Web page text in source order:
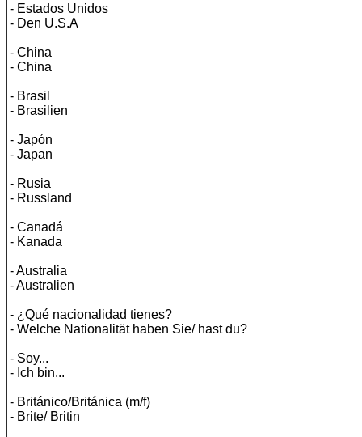
- Estados Unidos
- Den U.S.A
- China
- China
- Brasil
- Brasilien
- Japón
- Japan
- Rusia
- Russland
- Canadá
- Kanada
- Australia
- Australien
- ¿Qué nacionalidad tienes?
- Welche Nationalität haben Sie/ hast du?
- Soy...
- Ich bin...
- Británico/Británica (m/f)
- Brite/ Britin